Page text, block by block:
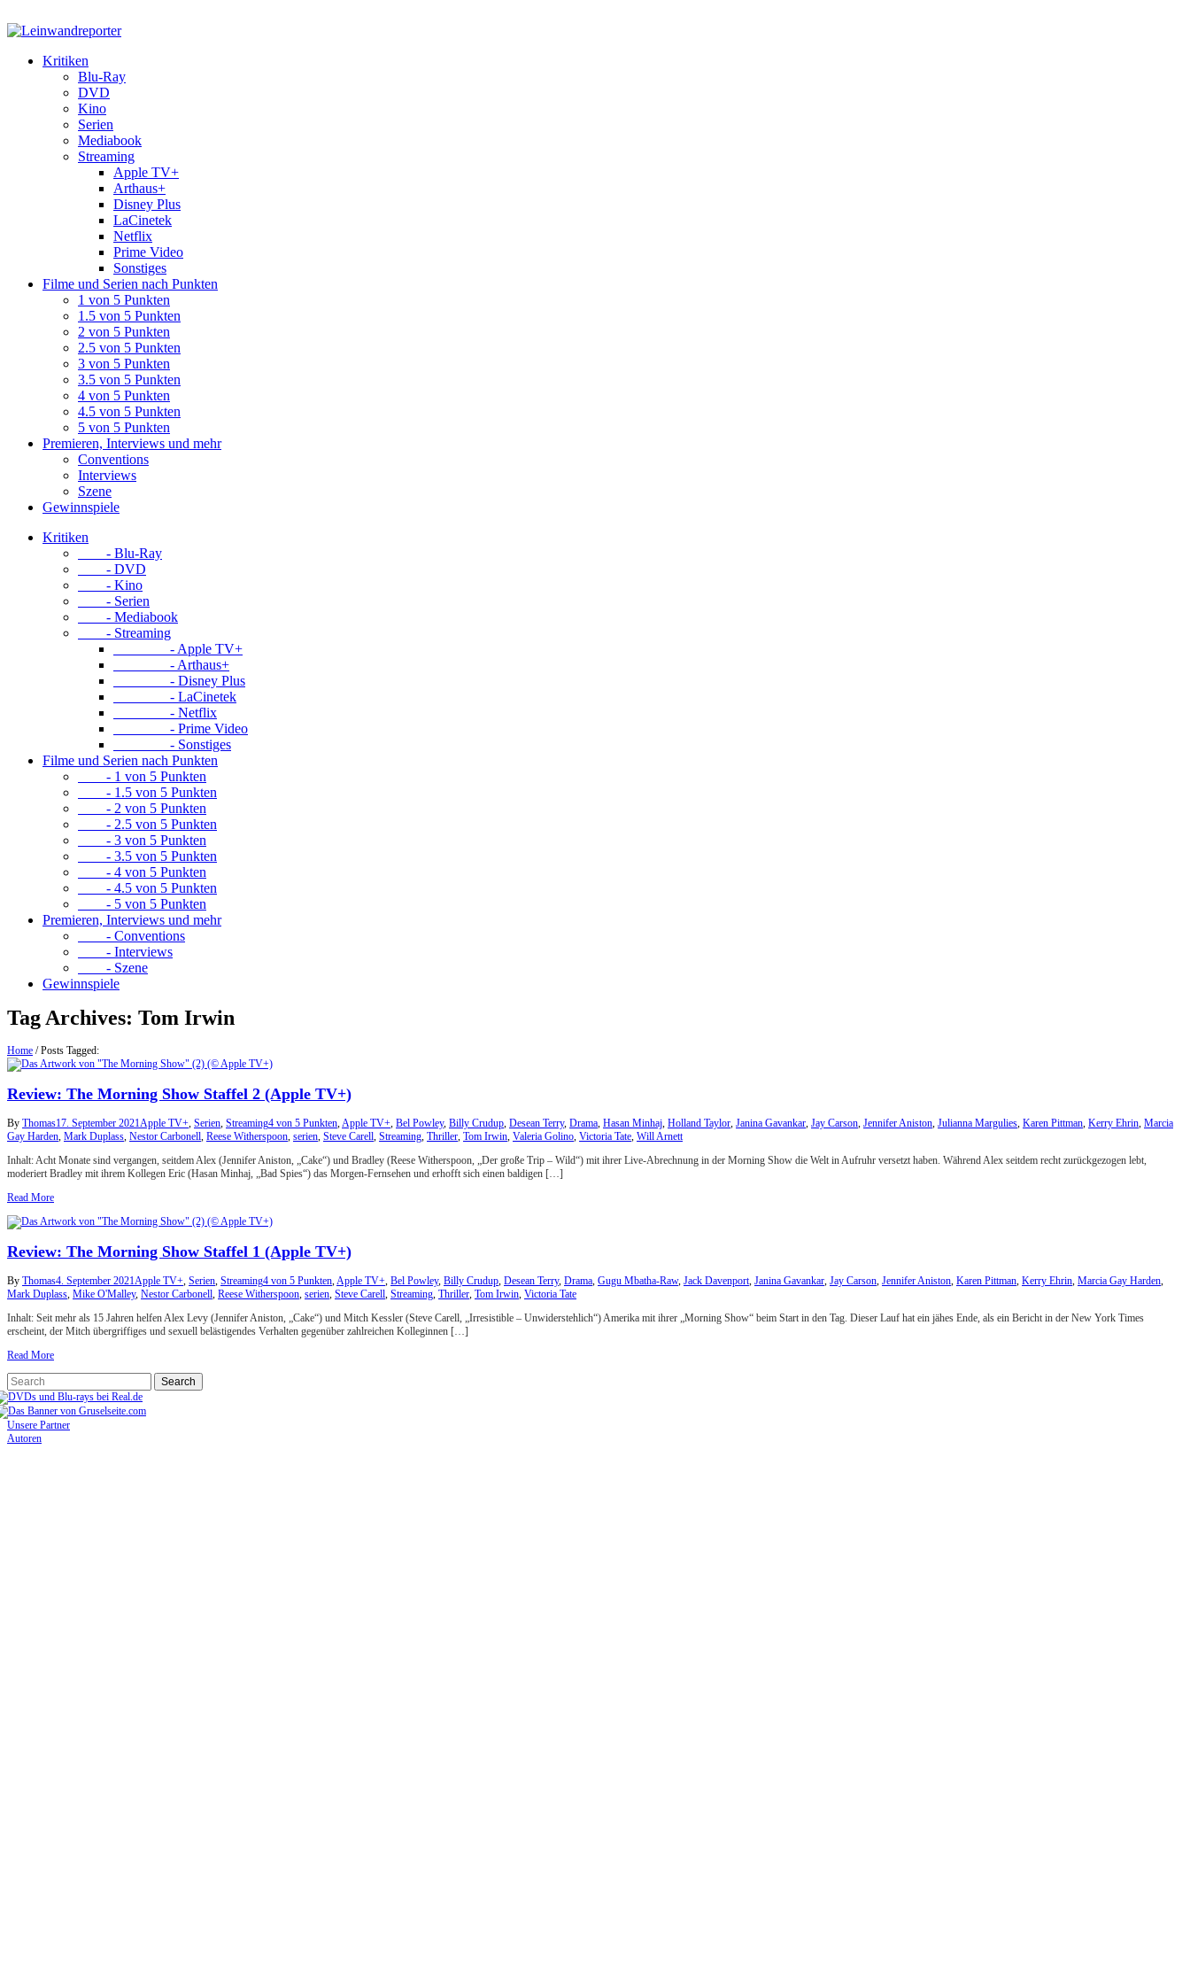
Kritiken
Blu-Ray
DVD
Kino
Serien
Mediabook
Streaming
Apple TV+
Arthaus+
Disney Plus
LaCinetek
Netflix
Prime Video
Sonstiges
Filme und Serien nach Punkten
1 von 5 Punkten
1.5 von 5 Punkten
2 von 5 Punkten
2.5 von 5 Punkten
3 von 5 Punkten
3.5 von 5 Punkten
4 von 5 Punkten
4.5 von 5 Punkten
5 von 5 Punkten
Premieren, Interviews und mehr
Conventions
Interviews
Szene
Gewinnspiele
Kritiken
- Blu-Ray
- DVD
- Kino
- Serien
- Mediabook
- Streaming
- Apple TV+
- Arthaus+
- Disney Plus
- LaCinetek
- Netflix
- Prime Video
- Sonstiges
Filme und Serien nach Punkten
- 1 von 5 Punkten
- 1.5 von 5 Punkten
- 2 von 5 Punkten
- 2.5 von 5 Punkten
- 3 von 5 Punkten
- 3.5 von 5 Punkten
- 4 von 5 Punkten
- 4.5 von 5 Punkten
- 5 von 5 Punkten
Premieren, Interviews und mehr
- Conventions
- Interviews
- Szene
Gewinnspiele
Tag Archives: Tom Irwin
Home /Posts Tagged:
Review: The Morning Show Staffel 2 (Apple TV+)
By Thomas17. September 2021Apple TV+, Serien, Streaming4 von 5 Punkten,Apple TV+, Bel Powley, Billy Crudup, Desean Terry, Drama, Hasan Minhaj, Holland Taylor, Janina Gavankar, Jay Carson, Jennifer Aniston, Julianna Margulies, Karen Pittman, Kerry Ehrin, Marcia
Gay Harden, Mark Duplass, Nestor Carbonell, Reese Witherspoon, serien, Steve Carell, Streaming, Thriller, Tom Irwin, Valeria Golino, Victoria Tate, Will Arnett
Inhalt: Acht Monate sind vergangen, seitdem Alex (Jennifer Aniston, „Cake“) und Bradley (Reese Witherspoon, „Der große Trip – Wild“) mit ihrer Live-Abrechnung in der Morning Show die Welt in Aufruhr versetzt haben. Während Alex seitdem recht zurückgezogen lebt,
moderiert Bradley mit ihrem Kollegen Eric (Hasan Minhaj, „Bad Spies“) das Morgen-Fernsehen und erhofft sich einen baldigen […]
Read More
Review: The Morning Show Staffel 1 (Apple TV+)
By Thomas4. September 2021Apple TV+, Serien, Streaming4 von 5 Punkten,Apple TV+, Bel Powley, Billy Crudup, Desean Terry, Drama, Gugu Mbatha-Raw, Jack Davenport, Janina Gavankar, Jay Carson, Jennifer Aniston, Karen Pittman, Kerry Ehrin, Marcia Gay Harden,
Mark Duplass, Mike O'Malley, Nestor Carbonell, Reese Witherspoon, serien, Steve Carell, Streaming, Thriller, Tom Irwin, Victoria Tate
Inhalt: Seit mehr als 15 Jahren helfen Alex Levy (Jennifer Aniston, „Cake“) und Mitch Kessler (Steve Carell, „Irresistible – Unwiderstehlich“) Amerika mit ihrer „Morning Show“ beim Start in den Tag. Dieser Lauf hat ein jähes Ende, als ein Bericht in der New York Times
erscheint, der Mitch übergriffiges und sexuell belästigendes Verhalten gegenüber zahlreichen Kolleginnen […]
Read More
Unsere Partner
Autoren